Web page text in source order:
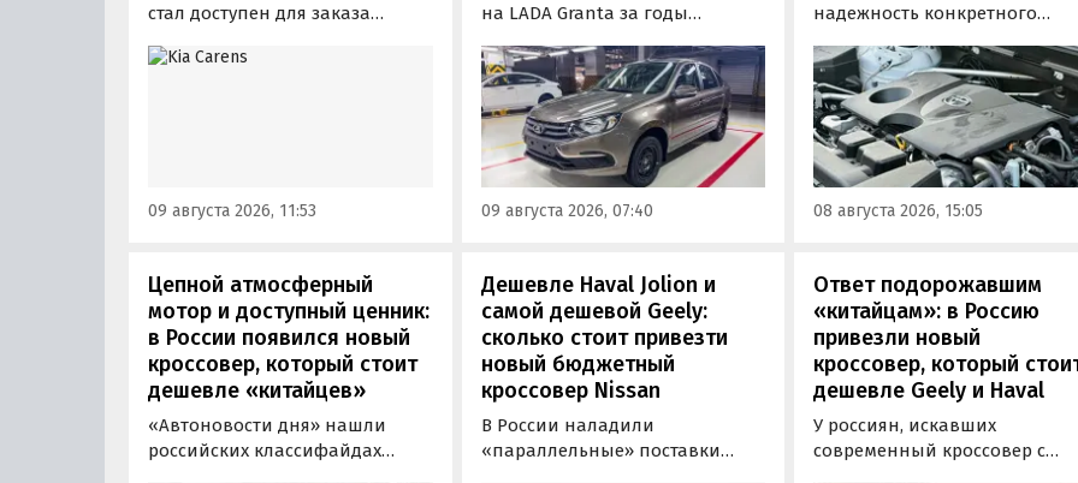
стал доступен для заказа
компактвэн Kia Carens, который
дирхам (1,88 млн рублей), а у
09 августа 2026, 11:53
на LADA Granta за годы
изменилась. «АвтоВАЗ»
рассказал, что после
модернизации трансмиссия
получила тросовый привод,
иной механизм переключения
и главную пару с
передаточным числом 3,9
09 августа 2026, 07:40
надежность конкретного
поскольку его срок службы
прямо зависит от качества
обслуживания и условий
эксплуатации. Тем не менее
Autonews составил ТОП-3
надежных бензиновых
моторов, которые могут не
08 августа 2026, 15:05
Цепной атмосферный
мотор и доступный ценник:
в России появился новый
кроссовер, который стоит
дешевле «китайцев»
«Автоновости дня» нашли
российских классифайдах
Дешевле Haval Jolion и
самой дешевой Geely:
сколько стоит привезти
новый бюджетный
кроссовер Nissan
В России наладили
«параллельные» поставки
Ответ подорожавшим
«китайцам»: в Россию
привезли новый
кроссовер, который
дешевле Geely и Haval
У россиян, искавших
современный кроссовер с